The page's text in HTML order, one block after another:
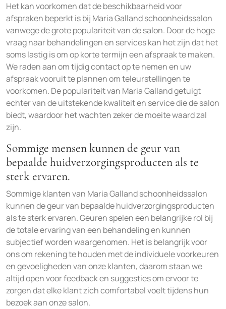
Het kan voorkomen dat de beschikbaarheid voor
afspraken beperkt is bij Maria Galland schoonheidssalon
vanwege de grote populariteit van de salon. Door de hoge
vraag naar behandelingen en services kan het zijn dat het
soms lastig is om op korte termijn een afspraak te maken.
We raden aan om tijdig contact op te nemen en uw
afspraak vooruit te plannen om teleurstellingen te
voorkomen. De populariteit van Maria Galland getuigt
echter van de uitstekende kwaliteit en service die de salon
biedt, waardoor het wachten zeker de moeite waard zal
zijn.
Sommige mensen kunnen de geur van
bepaalde huidverzorgingsproducten als te
sterk ervaren.
Sommige klanten van Maria Galland schoonheidssalon
kunnen de geur van bepaalde huidverzorgingsproducten
als te sterk ervaren. Geuren spelen een belangrijke rol bij
de totale ervaring van een behandeling en kunnen
subjectief worden waargenomen. Het is belangrijk voor
ons om rekening te houden met de individuele voorkeuren
en gevoeligheden van onze klanten, daarom staan we
altijd open voor feedback en suggesties om ervoor te
zorgen dat elke klant zich comfortabel voelt tijdens hun
bezoek aan onze salon.